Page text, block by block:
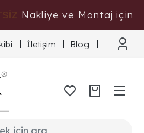
Nakliye ve Montaj için
İletişim Blog